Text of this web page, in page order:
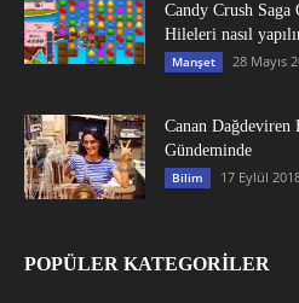
Candy Crush
Hileleri nasıl
Manşet 28 Mayıs
Canan Dağdeviren
Gündeminde
Bilim 17 Eylül
POPÜLER KATEGORİLER